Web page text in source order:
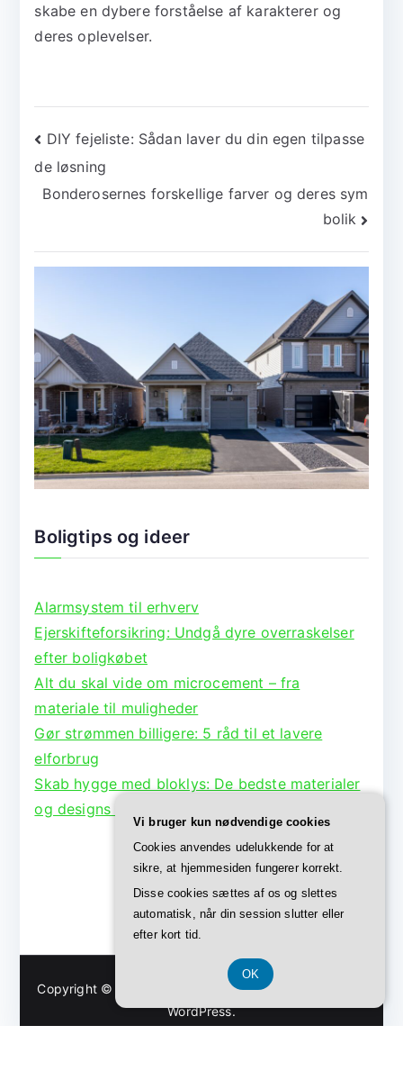
skabe en dybere forståelse af karakterer og
deres oplevelser.
Indlægsnavigation
DIY fejeliste: Sådan laver du din egen tilpasse
de løsning
Bonderosernes forskellige farver og deres sym
bolik
Boligtips og ideer
Alarmsystem til erhverv
Ejerskifteforsikring: Undgå dyre overraskelser
efter boligkøbet
Alt du skal vide om microcement – fra
materiale til muligheder
Gør strømmen billigere: 5 råd til et lavere
elforbrug
Skab hygge med bloklys: De bedste materialer
og designs til lysestager
Copyright © 2026 . Powered by
WordPress.
Vi bruger kun nødvendige cookies
Cookies anvendes udelukkende for at
sikre, at hjemmesiden fungerer korrekt.
Disse cookies sættes af os og slettes
automatisk, når din session slutter eller
efter kort tid.
OK